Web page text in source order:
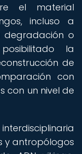
el material
incluso a
o
la
de
con
con un nivel de
y antropólogos